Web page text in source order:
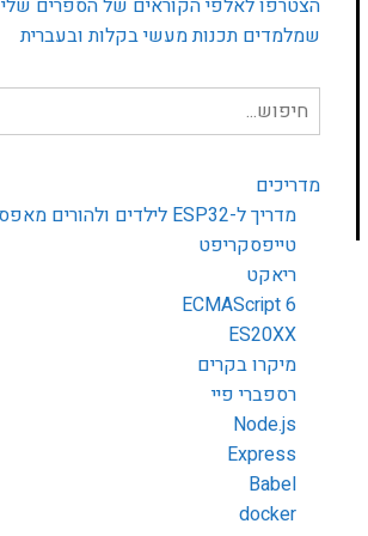
הצטרפו לאלפי הקוראים של הספרים שלי
שמלמדים תכנות מעשי בקלות ובעברית
חיפוש
עבור:
מדריכים
מדריך ל-ESP32 לילדים ולהורים מאפס
טייפסקריפט
ריאקט
ECMAScript 6
ES20XX
מיקרו בקרים
רספברי פיי
Node.js
Express
Babel
docker